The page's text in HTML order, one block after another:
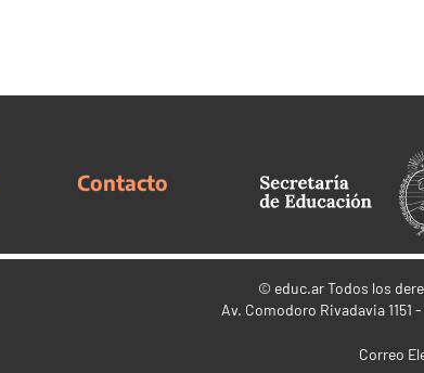
Contacto
© educ.arTodos los
Av. Comodoro Rivadavia 1151
Correo